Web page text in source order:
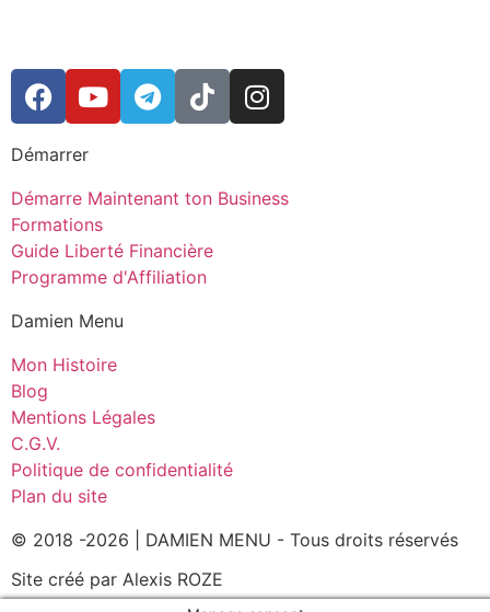
Démarrer
Démarre Maintenant ton Business
Formations
Guide Liberté Financière
Programme d'Affiliation
Damien Menu
Mon Histoire
Blog
Mentions Légales
C.G.V.
Politique de confidentialité
Plan du site
© 2018 -2026 | DAMIEN MENU - Tous droits réservés
Site créé par Alexis ROZE